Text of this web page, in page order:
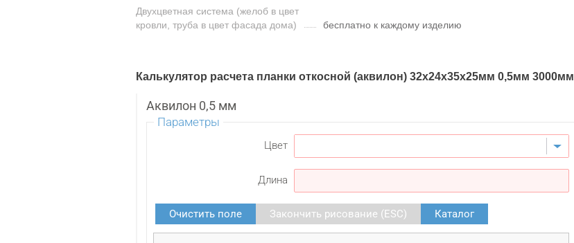
Двухцветная система (желоб в цвет
кровли, труба в цвет фасада дома)
бесплатно к каждому изделию
Калькулятор расчета планки откосной (аквилон) 32х24х35х25мм 0,5мм 3000мм